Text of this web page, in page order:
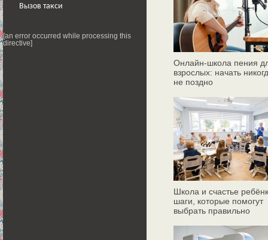
Вызов такси
[an error occurred while processing this
directive]
Онлайн‑школа пения
взрослых: начать
не поздно
Школа и счастье
шаги, которые помогут
выбрать правильно